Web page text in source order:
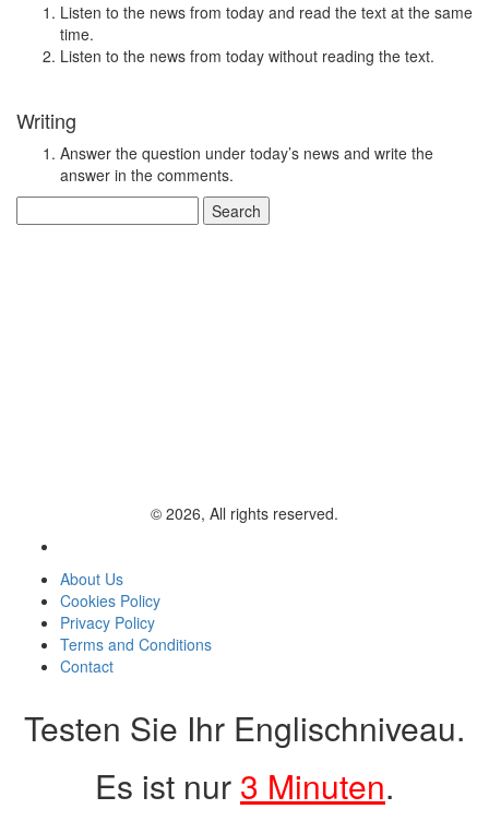
Listen to the news from today and read the text at the same
time.
Listen to the news from today without reading the text.
Writing
Answer the question under today’s news and write the
answer in the comments.
for:
© 2026, All rights reserved.
About Us
Cookies Policy
Privacy Policy
Terms and Conditions
Contact
Testen Sie Ihr Englischniveau.
Es ist nur 3 Minuten.